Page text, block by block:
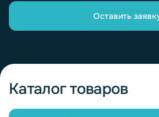
Оставить
Каталог товаров